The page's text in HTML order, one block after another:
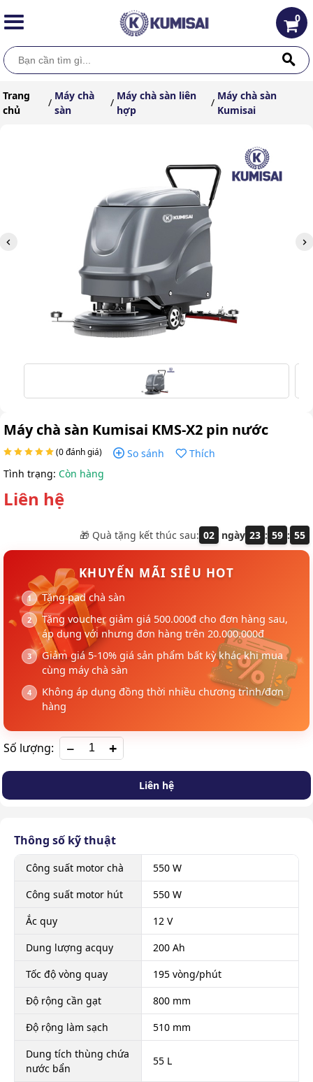
0
Trang
chủ
/
Máy chà
sàn
/
Máy chà sàn liên
hợp
/
Máy chà sàn
Kumisai
Máy chà sàn Kumisai KMS-X2 pin nước
(0 đánh giá) So sánh
Thích
Tình trạng: Còn hàng
Liên hệ
🎁 Quà tặng kết thúc sau: 02 ngày 23 : 59 : 54
KHUYẾN MÃI SIÊU HOT
Tặng pad chà sàn
Tặng voucher giảm giá 500.000đ cho đơn hàng sau,
áp dụng với nhưng đơn hàng trên 20.000.000đ
Giảm giá 5-10% giá sản phẩm bất kỳ khác khi mua
cùng máy chà sàn
Không áp dụng đồng thời nhiều chương trình/đơn
hàng
Số lượng: +
Liên hệ
Thông số kỹ thuật
Công suất motor chà
550 W
Công suất motor hút
550 W
Ắc quy
12 V
Dung lượng acquy
200 Ah
Tốc độ vòng quay
195 vòng/phút
Độ rộng cần gạt
800 mm
Độ rộng làm sạch
510 mm
Dung tích thùng chứa
nước bẩn
55 L